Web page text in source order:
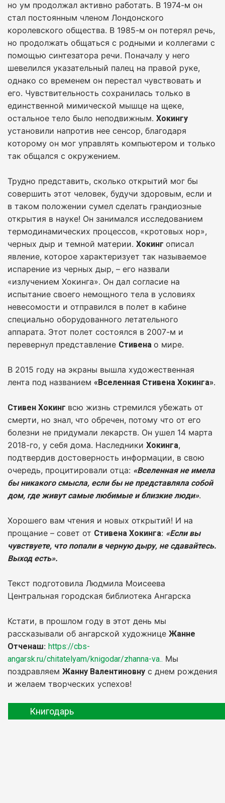
но ум продолжал активно работать. В 1974-м он
стал постоянным членом Лондонского
королевского общества. В 1985-м он потерял речь,
но продолжать общаться с родными и коллегами с
помощью синтезатора речи. Поначалу у него
шевелился указательный палец на правой руке,
однако со временем он перестал чувствовать и
его. Чувствительность сохранилась только в
единственной мимической мышце на щеке,
остальное тело было неподвижным. Хокингу
установили напротив нее сенсор, благодаря
которому он мог управлять компьютером и только
так общался с окружением.
Трудно представить, сколько открытий мог бы
совершить этот человек, будучи здоровым, если и
в таком положении сумел сделать грандиозные
открытия в науке! Он занимался исследованием
термодинамических процессов, «кротовых нор»,
черных дыр и темной материи. Хокинг описал
явление, которое характеризует так называемое
испарение из черных дыр, – его назвали
«излучением Хокинга». Он дал согласие на
испытание своего немощного тела в условиях
невесомости и отправился в полет в кабине
специально оборудованного летательного
аппарата. Этот полет состоялся в 2007-м и
перевернул представление Стивена о мире.
В 2015 году на экраны вышла художественная
лента под названием «Вселенная Стивена Хокинга».
Стивен Хокинг всю жизнь стремился убежать от
смерти, но знал, что обречен, потому что от его
болезни не придумали лекарств. Он ушел 14 марта
2018-го, у себя дома. Наследники Хокинга,
подтвердив достоверность информации, в свою
очередь, процитировали отца: «Вселенная не имела
бы никакого смысла, если бы не представляла собой
дом, где живут самые любимые и близкие люди».
Хорошего вам чтения и новых открытий! И на
прощание – совет от Стивена Хокинга: «Если вы
чувствуете, что попали в черную дыру, не сдавайтесь.
Выход есть».
Текст подготовила Людмила Моисеева
Центральная городская библиотека Ангарска
Кстати, в прошлом году в этот день мы
рассказывали об ангарской художнице Жанне
Отченаш: https://cbs-
angarsk.ru/chitatelyam/knigodar/zhanna-va.. Мы
поздравляем Жанну Валентиновну с днем рождения
и желаем творческих успехов!
Книгодарь